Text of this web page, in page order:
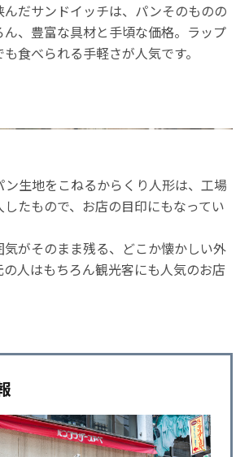
んだサンドイッチは、パンそのものの
、豊富な具材と手頃な価格。ラップ
食べられる手軽さが人気です。
生地をこねるからくり人形は、工場
たもので、お店の目印にもなってい
がそのまま残る、どこか懐かしい外
人はもちろん観光客にも人気のお店